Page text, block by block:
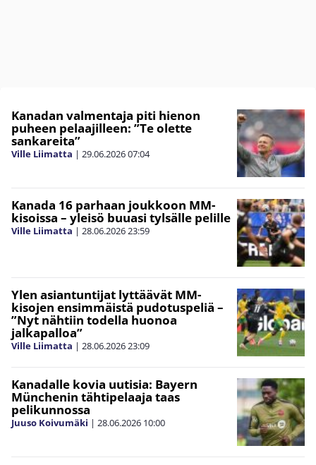
Kanadan valmentaja piti hienon
puheen pelaajilleen: ”Te olette
sankareita”
Ville Liimatta | 29.06.202607:04
Kanada 16 parhaan joukkoon MM-
kisoissa – yleisö buuasi tylsälle pelille
Ville Liimatta | 28.06.202623:59
Ylen asiantuntijat lyttäävät MM-
kisojen ensimmäistä pudotuspeliä –
”Nyt nähtiin todella huonoa
jalkapalloa”
Ville Liimatta | 28.06.202623:09
Kanadalle kovia uutisia: Bayern
Münchenin tähtipelaaja taas
pelikunnossa
Juuso Koivumäki | 28.06.2026 10:00